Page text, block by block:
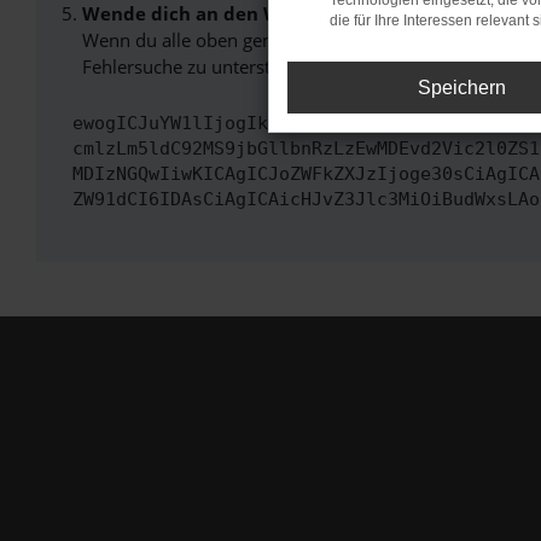
Wende dich an den Webseitenbetreiber.
Wenn du alle oben genannten Schritte versucht hast,
Fehlersuche zu unterstützen:
die für Ihre Interessen relevant
Speichern